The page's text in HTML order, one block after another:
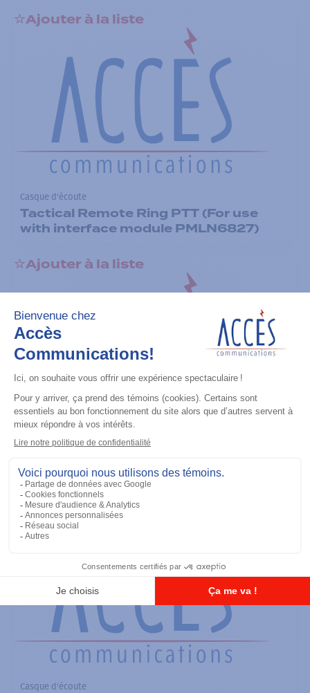
Ajouter à la liste
Casque d'écoute
Tactical Remote Ring PTT (For use
with interface module PMLN6827)
Ajouter à la liste
Casque d'écoute
with interface module PMLN6827)
Ajouter à la liste
Casque d'écoute